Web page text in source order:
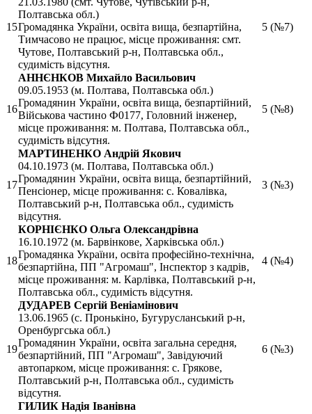
15
Полтавська обл.)
Громадянка України, освіта вища, безпартійна,
Тимчасово не працює, місце проживання: смт.
Чутове, Полтавський р-н, Полтавська обл.,
судимість відсутня.
5 (№7)
16
АННЄНКОВ Михайло Васильович
09.05.1953 (м. Полтава, Полтавська обл.)
Громадянин України, освіта вища, безпартійний,
Військова частино Ф0177, Головний інженер,
місце проживання: м. Полтава, Полтавська обл.,
судимість відсутня.
5 (№8)
17
МАРТИНЕНКО Андрій Якович
04.10.1973 (м. Полтава, Полтавська обл.)
Громадянин України, освіта вища, безпартійний,
Пенсіонер, місце проживання: с. Ковалівка,
Полтавський р-н, Полтавська обл., судимість
відсутня.
3 (№3)
18
КОРНІЄНКО Ольга Олександрівна
16.10.1972 (м. Барвінкове, Харківська обл.)
Громадянка України, освіта професійно-технічна,
безпартійна, ПП "Агромаш", Інспектор з кадрів,
місце проживання: м. Карлівка, Полтавський р-н,
Полтавська обл., судимість відсутня.
4 (№4)
19
ДУДАРЕВ Сергій Веніамінович
13.06.1965 (с. Пронькіно, Бугурусланський р-н,
Оренбургська обл.)
Громадянин України, освіта загальна середня,
безпартійний, ПП "Агромаш", Завідуючий
автопарком, місце проживання: с. Грякове,
Полтавський р-н, Полтавська обл., судимість
відсутня.
6 (№3)
ГИЛИК Надія Іванівна